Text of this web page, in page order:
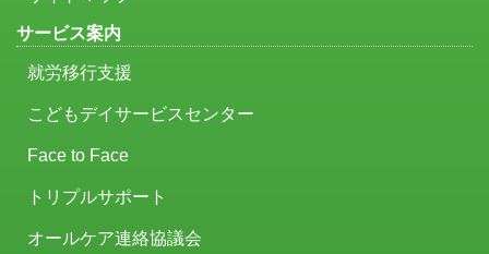
サービス案内
就労移行支援
こどもデイサービスセンター
Face to Face
トリプルサポート
オールケア連絡協議会